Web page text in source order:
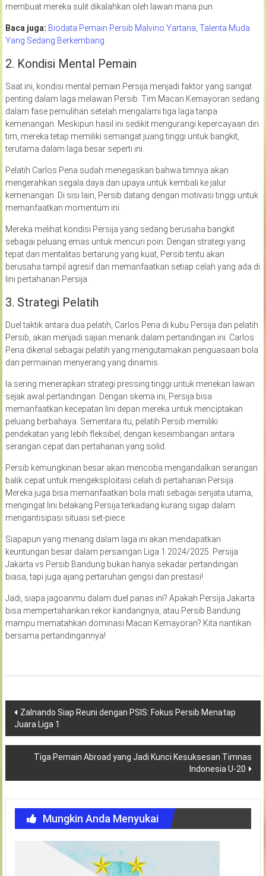
membuat mereka sulit dikalahkan oleh lawan mana pun.
Baca juga: Biodata Pemain Persib Malvino Yartana, Talenta Muda
Yang Sedang Berkembang
2. Kondisi Mental Pemain
Saat ini, kondisi mental pemain Persija menjadi faktor yang sangat
penting dalam laga melawan Persib. Tim Macan Kemayoran sedang
dalam fase pemulihan setelah mengalami tiga laga tanpa
kemenangan. Meskipun hasil ini sedikit mengurangi kepercayaan diri
tim, mereka tetap memiliki semangat juang tinggi untuk bangkit,
terutama dalam laga besar seperti ini.
Pelatih Carlos Pena sudah menegaskan bahwa timnya akan
mengerahkan segala daya dan upaya untuk kembali ke jalur
kemenangan. Di sisi lain, Persib datang dengan motivasi tinggi untuk
memanfaatkan momentum ini.
Mereka melihat kondisi Persija yang sedang berusaha bangkit
sebagai peluang emas untuk mencuri poin. Dengan strategi yang
tepat dan mentalitas bertarung yang kuat, Persib tentu akan
berusaha tampil agresif dan memanfaatkan setiap celah yang ada di
lini pertahanan Persija.
3. Strategi Pelatih
Duel taktik antara dua pelatih, Carlos Pena di kubu Persija dan pelatih
Persib, akan menjadi sajian menarik dalam pertandingan ini. Carlos
Pena dikenal sebagai pelatih yang mengutamakan penguasaan bola
dan permainan menyerang yang dinamis.
Ia sering menerapkan strategi pressing tinggi untuk menekan lawan
sejak awal pertandingan. Dengan skema ini, Persija bisa
memanfaatkan kecepatan lini depan mereka untuk menciptakan
peluang berbahaya. Sementara itu, pelatih Persib memiliki
pendekatan yang lebih fleksibel, dengan keseimbangan antara
serangan cepat dan pertahanan yang solid.
Persib kemungkinan besar akan mencoba mengandalkan serangan
balik cepat untuk mengeksploitasi celah di pertahanan Persija.
Mereka juga bisa memanfaatkan bola mati sebagai senjata utama,
mengingat lini belakang Persija terkadang kurang sigap dalam
mengantisipasi situasi set-piece.
Siapapun yang menang dalam laga ini akan mendapatkan
keuntungan besar dalam persaingan Liga 1 2024/2025. Persija
Jakarta vs Persib Bandung bukan hanya sekadar pertandingan
biasa, tapi juga ajang pertaruhan gengsi dan prestasi!
Jadi, siapa jagoanmu dalam duel panas ini? Apakah Persija Jakarta
bisa mempertahankan rekor kandangnya, atau Persib Bandung
mampu mematahkan dominasi Macan Kemayoran? Kita nantikan
bersama pertandingannya!
Navigasi
pos
Zalnando Siap Reuni dengan PSIS: Fokus Persib Menatap
Juara Liga 1
Tiga Pemain Abroad yang Jadi Kunci Kesuksesan Timnas
Indonesia U-20
Mungkin Anda Menyukai